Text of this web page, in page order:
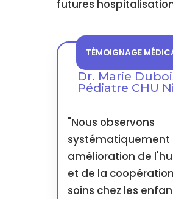
futures
TÉMOIGNAGE
Dr. Marie
Pédiatre CHU
"Nous observons
systématiquement
amélioration de
et de la
soins chez les